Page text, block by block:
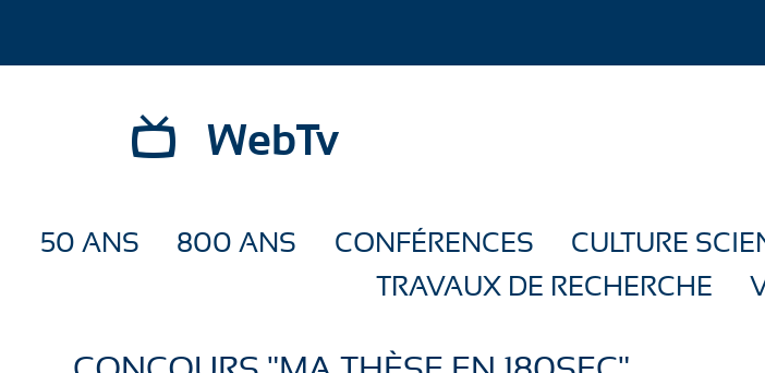
WebTv
50 ANS 800 ANS CONFÉRENCES CULTURE
TRAVAUX DE RECHERCHE